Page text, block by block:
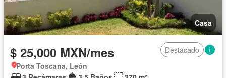
Casa
$ 25,000 MXN/mes
Destacado
Porta Toscana, León